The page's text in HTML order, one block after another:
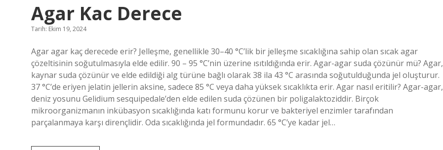
Agar Kac Derece
Tarih: Ekim 19, 2024
Agar agar kaç derecede erir? Jelleşme, genellikle 30–40 °C’lik bir jelleşme sıcaklığına sahip olan sıcak agar
çözeltisinin soğutulmasıyla elde edilir. 90 – 95 °C’nin üzerine ısıtıldığında erir. Agar-agar suda çözünür mü? Agar,
kaynar suda çözünür ve elde edildiği alg türüne bağlı olarak 38 ila 43 °C arasında soğutulduğunda jel oluşturur.
37 °C’de eriyen jelatin jellerin aksine, sadece 85 °C veya daha yüksek sıcaklıkta erir. Agar nasıl eritilir? Agar-agar,
deniz yosunu Gelidium sesquipedale’den elde edilen suda çözünen bir poligalaktoziddir. Birçok
mikroorganizmanın inkübasyon sıcaklığında katı formunu korur ve bakteriyel enzimler tarafından
parçalanmaya karşı dirençlidir. Oda sıcaklığında jel formundadır. 65 °C’ye kadar jel…